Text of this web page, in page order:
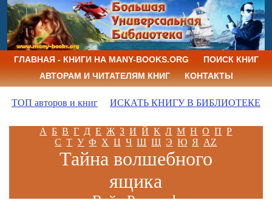
ГЛАВНАЯ - КНИГИ НА MANY-BOOKS.ORG
ПОИСК КНИГ
АВТОРАМ И ЧИТАТЕЛЯМ КНИГ
КОНТАКТЫ
ТОП авторов и книг ИСКАТЬ КНИГУ В БИБЛИОТЕКЕ
А Б В Г Д Е Ж З И Й К Л М Н О П Р
С Т У Ф Х Ц Ч Ш Щ Э Ю Я AZ
Тайна волшебного
ящика
Вайс Рудольф